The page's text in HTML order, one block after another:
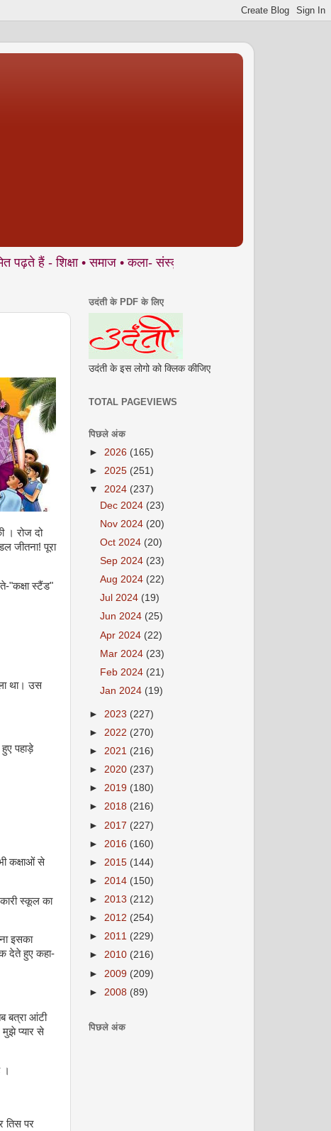
• समाज • कला- संस्कृति • पर्यावरण आदि से जुड़े ज्वलंत मुद्दों
। रोज दो
जीतना! पूरा
"कक्षा स्टैंड"
था। उस
पहाड़े
कक्षाओं से
स्कूल का
इसका
देते हुए कहा-
बत्रा आंटी
प्यार से
।
तिस पर
उदंती के PDF के लिए
उदंती के इस लोगो को क्लिक कीजिए
TOTAL PAGEVIEWS
पिछले अंक
► 2026 (165)
► 2025 (251)
▼ 2024 (237)
Dec 2024 (23)
Nov 2024 (20)
Oct 2024 (20)
Sep 2024 (23)
Aug 2024 (22)
Jul 2024 (19)
Jun 2024 (25)
Apr 2024 (22)
Mar 2024 (23)
Feb 2024 (21)
Jan 2024 (19)
► 2023 (227)
► 2022 (270)
► 2021 (216)
► 2020 (237)
► 2019 (180)
► 2018 (216)
► 2017 (227)
► 2016 (160)
► 2015 (144)
► 2014 (150)
► 2013 (212)
► 2012 (254)
► 2011 (229)
► 2010 (216)
► 2009 (209)
► 2008 (89)
पिछले अंक